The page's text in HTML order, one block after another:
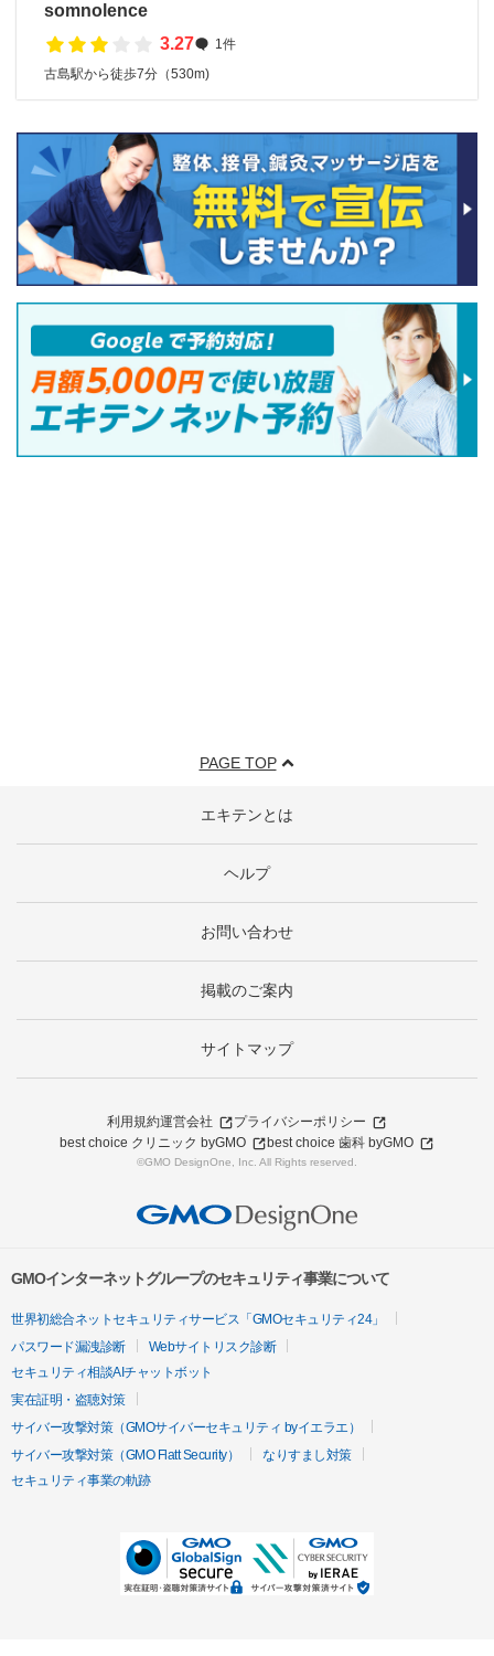
somnolence
3.27
1件
古島駅から徒歩7分（530m)
PAGE TOP
エキテンとは
ヘルプ
お問い合わせ
掲載のご案内
サイトマップ
利用規約運営会社
プライバシーポリシー
best choice クリニック byGMO
best choice 歯科 byGMO
©GMO DesignOne, Inc. All Rights reserved.
GMOインターネットグループのセキュリティ事業について
世界初総合ネットセキュリティサービス「GMOセキュリティ24」
パスワード漏洩診断
Webサイトリスク診断
セキュリティ相談AIチャットボット
実在証明・盗聴対策
サイバー攻撃対策（GMOサイバーセキュリティ byイエラエ）
サイバー攻撃対策（GMO Flatt Security）
なりすまし対策
セキュリティ事業の軌跡